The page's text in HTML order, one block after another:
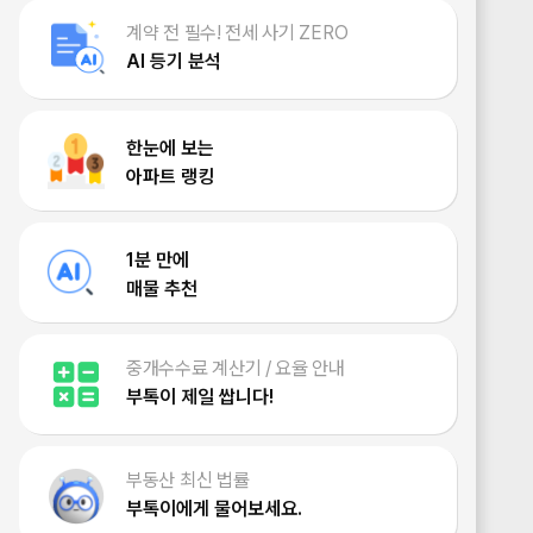
계약 전 필수! 전세 사기 ZERO
AI 등기 분석
한눈에 보는
아파트 랭킹
1분 만에
매물 추천
중개수수료 계산기 / 요율 안내
부톡이 제일 쌉니다!
부동산 최신 법률
부톡이에게 물어보세요.